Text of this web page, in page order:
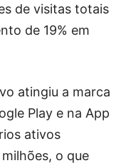
de visitas totais
de 19% em
atingiu a marca
Play e na App
ativos
o que